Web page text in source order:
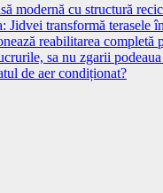
modernă cu structură
Jidvei transformă
reabilitarea completă
sa nu zgarii
de aer condiționat?